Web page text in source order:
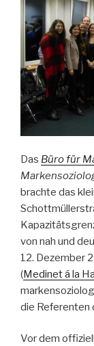
Das Büro für
brachte das
von nah und
12. Dezember
(Medinet á la
die Referenten
Vor dem